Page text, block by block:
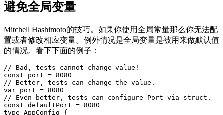
避免全局变量
Mitchell Hashimoto的技巧。如果你使用全局常量那么你无法配
置或者修改相应变量。例外情况是全局变量是被用来做默认值
的情况。看下下面的例子：
// Bad, tests cannot change value!
const port = 8080
// Better, tests can change the value.
var port = 8080
// Even better, tests can configure Port via struct.
const defaultPort = 8080
type AppConfig {